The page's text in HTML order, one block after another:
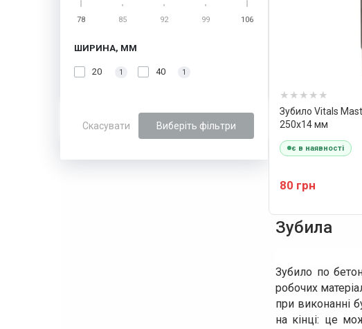
78 85 92 99 106
ШИРИНА, ММ
20 1 40 1
Скасувати Виберіть фільтри
Зубило Vitals
250х14 мм
є в наявності
80 грн
Зубила
Зубило по
робочих
при виконанні
на кінці: це